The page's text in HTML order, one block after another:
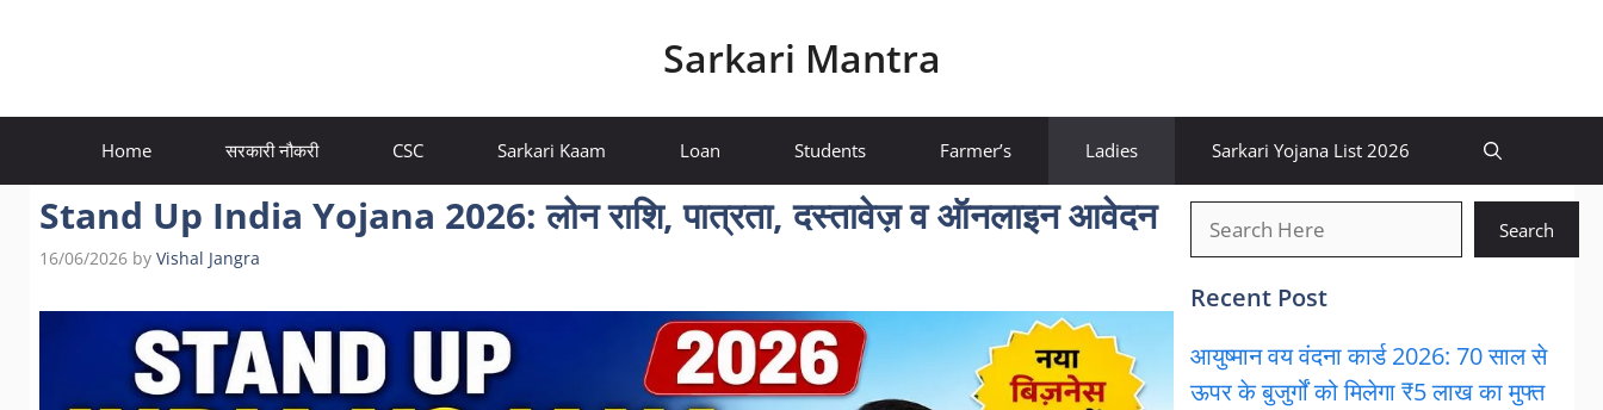
Sarkari Mantra
Home सरकारी नौकरी CSC Sarkari Kaam Loan Students Farmer’s Ladies Sarkari Yojana List 2026
Stand Up India Yojana 2026: लोन राशि, पात्रता, दस्तावेज़ व ऑनलाइन आवेदन
16/06/2026 by Vishal Jangra
Search
Recent Post
आयुष्मान वय वंदना कार्ड 2026: 70 साल से
ऊपर के बुजुर्गों को मिलेगा ₹5 लाख का मुफ्त